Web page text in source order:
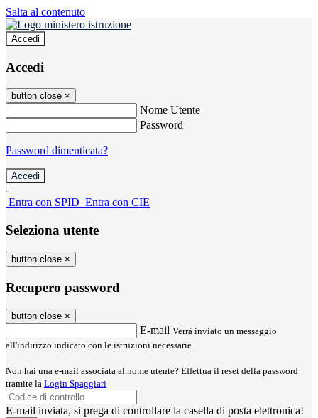
Salta al contenuto
Accedi
Accedi
button close ×
Nome Utente
Password
Password dimenticata?
-
Entra con SPID Entra con CIE
Seleziona utente
button close ×
Recupero password
button close ×
E-mail Verrà inviato un messaggio
all'indirizzo indicato con le istruzioni necessarie.
Non hai una e-mail associata al nome utente? Effettua il reset della password
tramite la Login Spaggiari
E-mail inviata, si prega di controllare la casella di posta elettronica!